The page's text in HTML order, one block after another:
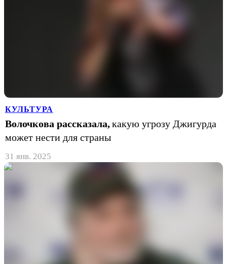
КУЛЬТУРА
Волочкова рассказала,какую угрозу Джигурда
может нести для страны
31 янв. 2025